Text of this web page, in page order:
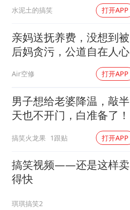
水泥土的搞笑 打开APP
亲妈送抚养费，没想到被
后妈贪污，公道自在人心
Air空修 打开APP
男子想给老婆降温，敲半
天也不开门，白准备了！
搞笑火龙果 1跟贴 打开APP
搞笑视频——还是这样卖
得快
琪琪搞笑2